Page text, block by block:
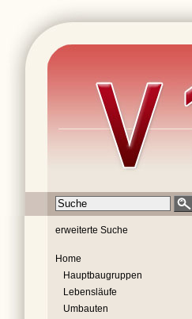
erweiterte Suche
Home
Hauptbaugruppen
Lebensläufe
Umbauten